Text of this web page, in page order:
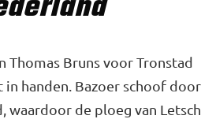
Thomas Bruns voor Tronstad
in handen. Bazoer schoof door
waardoor de ploeg van Letsch